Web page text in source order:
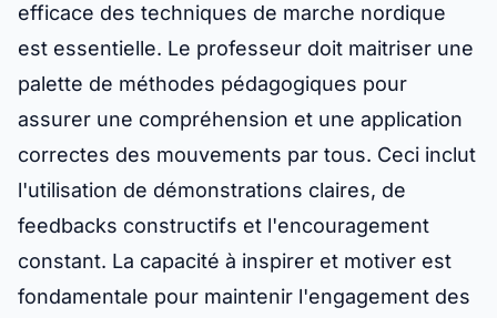
efficace des techniques de marche nordique
est essentielle. Le professeur doit maitriser une
palette de méthodes pédagogiques pour
assurer une compréhension et une application
correctes des mouvements par tous. Ceci inclut
l'utilisation de démonstrations claires, de
feedbacks constructifs et l'encouragement
constant. La capacité à inspirer et motiver est
fondamentale pour maintenir l'engagement des